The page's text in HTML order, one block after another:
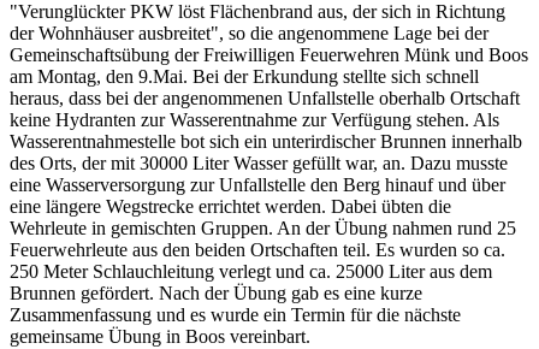
"Verunglückter PKW löst Flächenbrand aus, der sich in Richtung
der Wohnhäuser ausbreitet", so die angenommene Lage bei der
Gemeinschaftsübung der Freiwilligen Feuerwehren Münk und Boos
am Montag, den 9.Mai. Bei der Erkundung stellte sich schnell
heraus, dass bei der angenommenen Unfallstelle oberhalb Ortschaft
keine Hydranten zur Wasserentnahme zur Verfügung stehen. Als
Wasserentnahmestelle bot sich ein unterirdischer Brunnen innerhalb
des Orts, der mit 30000 Liter Wasser gefüllt war, an. Dazu musste
eine Wasserversorgung zur Unfallstelle den Berg hinauf und über
eine längere Wegstrecke errichtet werden. Dabei übten die
Wehrleute in gemischten Gruppen. An der Übung nahmen rund 25
Feuerwehrleute aus den beiden Ortschaften teil. Es wurden so ca.
250 Meter Schlauchleitung verlegt und ca. 25000 Liter aus dem
Brunnen gefördert. Nach der Übung gab es eine kurze
Zusammenfassung und es wurde ein Termin für die nächste
gemeinsame Übung in Boos vereinbart.